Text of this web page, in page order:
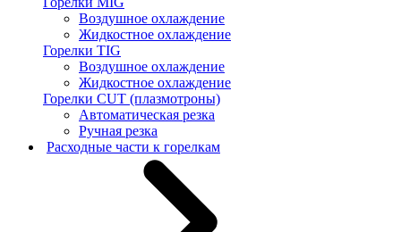
Воздушное охлаждение
Жидкостное охлаждение
Горелки TIG
Воздушное охлаждение
Жидкостное охлаждение
Горелки CUT (плазмотроны)
Автоматическая резка
Ручная резка
Расходные части к горелкам